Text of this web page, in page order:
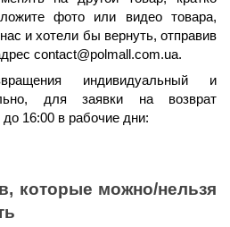
фото или видео товара,
и хотели бы вернуть, отправив
contact@polmall.com.ua.
индивидуальный и
для заявки на возврат
до 16:00 в рабочие дни:
которые можно/нельзя